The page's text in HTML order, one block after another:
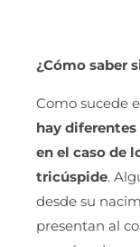
¿Cómo saber
Como sucede
hay
en el caso de
tricúspide.
desde su
presentan al